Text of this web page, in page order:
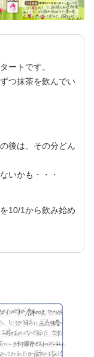
ートです。
つ抹茶を飲んでい
後は、その分どん
いかも・・・
10/1から飲み始め